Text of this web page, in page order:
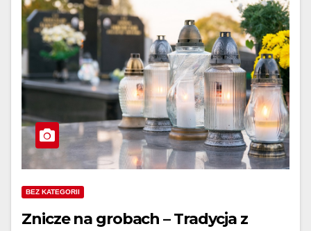
BEZ KATEGORII
Znicze na grobach – Tradycja z